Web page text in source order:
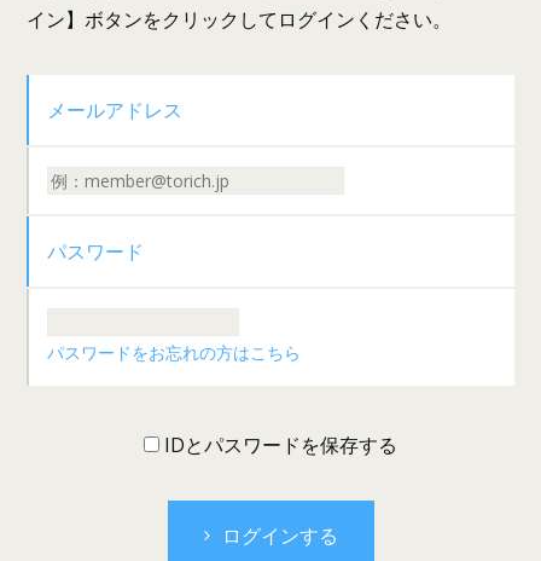
イン】ボタンをクリックしてログインください。
メールアドレス
パスワード
パスワードをお忘れの方はこちら
IDとパスワードを保存する
ログインする